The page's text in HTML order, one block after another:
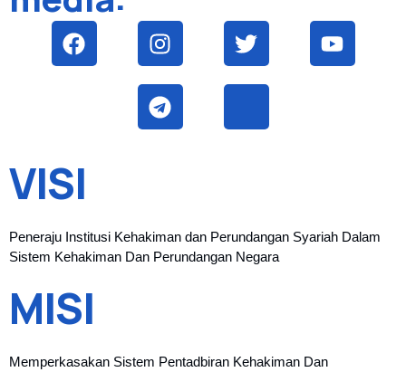
VISI
Peneraju Institusi Kehakiman dan Perundangan Syariah Dalam
Sistem Kehakiman Dan Perundangan Negara
MISI
Memperkasakan Sistem Pentadbiran Kehakiman Dan